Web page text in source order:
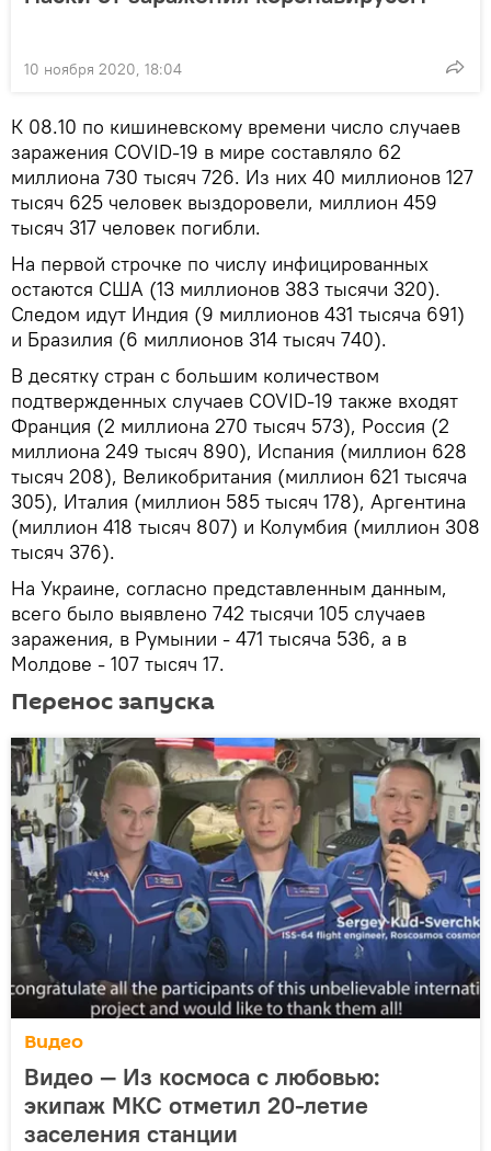
10 ноября 2020, 18:04
К 08.10 по кишиневскому времени число случаев
заражения COVID-19 в мире составляло 62
миллиона 730 тысяч 726. Из них 40 миллионов 127
тысяч 625 человек выздоровели, миллион 459
тысяч 317 человек погибли.
На первой строчке по числу инфицированных
остаются США (13 миллионов 383 тысячи 320).
Следом идут Индия (9 миллионов 431 тысяча 691)
и Бразилия (6 миллионов 314 тысяч 740).
В десятку стран с большим количеством
подтвержденных случаев COVID-19 также входят
Франция (2 миллиона 270 тысяч 573), Россия (2
миллиона 249 тысяч 890), Испания (миллион 628
тысяч 208), Великобритания (миллион 621 тысяча
305), Италия (миллион 585 тысяч 178), Аргентина
(миллион 418 тысяч 807) и Колумбия (миллион 308
тысяч 376).
На Украине, согласно представленным данным,
всего было выявлено 742 тысячи 105 случаев
заражения, в Румынии - 471 тысяча 536, а в
Молдове - 107 тысяч 17.
Перенос запуска
Видео
Видео — Из космоса с любовью:
экипаж МКС отметил 20-летие
заселения станции